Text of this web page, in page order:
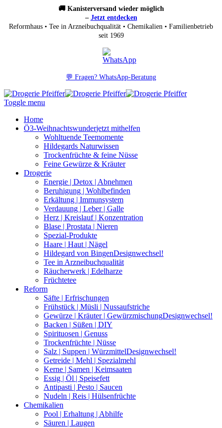
🚚 Kanisterversand wieder möglich
– Jetzt entdecken
Reformhaus • Tee in Arzneibuchqualität • Chemikalien • Familienbetrieb
seit 1969
💬 Fragen? WhatsApp-Beratung
Toggle menu
Home
Ö3-Weihnachtswunderjetzt mithelfen
Wohltuende Teemomente
Hildegards Naturwissen
Trockenfrüchte & feine Nüsse
Feine Gewürze & Kräuter
Drogerie
Energie | Detox | Abnehmen
Beruhigung | Wohlbefinden
Erkältung | Immunsystem
Verdauung | Leber | Galle
Herz | Kreislauf | Konzentration
Blase | Prostata | Nieren
Spezial-Produkte
Haare | Haut | Nägel
Hildegard von BingenDesignwechsel!
Tee in Arzneibuchqualität
Räucherwerk | Edelharze
Früchtetee
Reform
Säfte | Erfrischungen
Frühstück | Müsli | Nussaufstriche
Gewürze | Kräuter | GewürzmischungDesignwechsel!
Backen | Süßen | DIY
Spirituosen | Genuss
Trockenfrüchte | Nüsse
Salz | Suppen | WürzmittelDesignwechsel!
Getreide | Mehl | Spezialmehl
Kerne | Samen | Keimsaaten
Essig | Öl | Speisefett
Antipasti | Pesto | Saucen
Nudeln | Reis | Hülsenfrüchte
Chemikalien
Pool | Erhaltung | Abhilfe
Säuren | Laugen